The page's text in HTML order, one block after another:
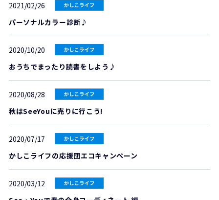
2021/02/26
パーソナルカラー診断♪
2020/10/20
おうちでまったり読書をしよう♪
2020/08/28
秋はSeeYouに売りに行こう!
2020/07/17
かしこライフの応援団エコキャンペーン
2020/03/12